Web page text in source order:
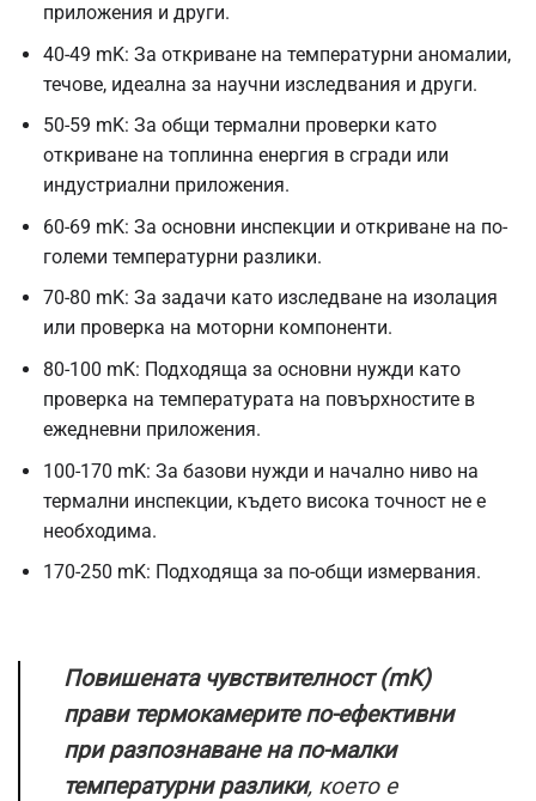
приложения и други.
40-49 mK: За откриване на температурни аномалии,
течове, идеална за научни изследвания и други.
50-59 mK: За общи термални проверки като
откриване на топлинна енергия в сгради или
индустриални приложения.
60-69 mK: За основни инспекции и откриване на по-
големи температурни разлики.
70-80 mK: За задачи като изследване на изолация
или проверка на моторни компоненти.
80-100 mK: Подходяща за основни нужди като
проверка на температурата на повърхностите в
ежедневни приложения.
100-170 mK: За базови нужди и начално ниво на
термални инспекции, където висока точност не е
необходима.
170-250 mK: Подходяща за по-общи измервания.
Повишената чувствителност (mK)
прави термокамерите по-ефективни
при разпознаване на по-малки
температурни разлики, което е